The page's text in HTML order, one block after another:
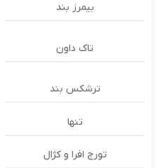
بیمرز بند
تاک داون
ترشكس بند
تنها
تورج افرا و کژال